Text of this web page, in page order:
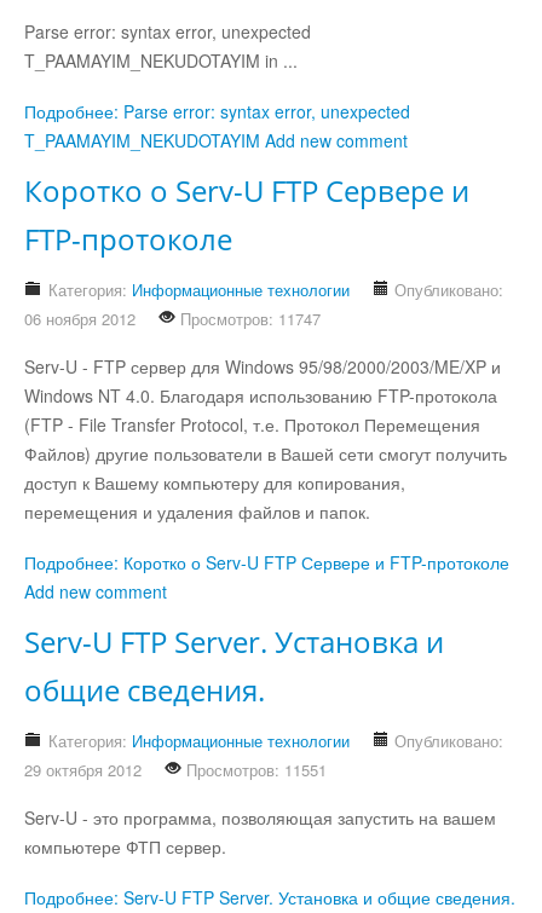
Parse error: syntax error, unexpected
T_PAAMAYIM_NEKUDOTAYIM in ...
Подробнее: Parse error: syntax error, unexpected
T_PAAMAYIM_NEKUDOTAYIM Add new comment
Коротко о Serv-U FTP Сервере и
FTP-протоколе
Категория: Информационные технологии
Опубликовано:
06 ноября 2012
Просмотров: 11747
Serv-U - FTP сервер для Windows 95/98/2000/2003/ME/XP и
Windows NT 4.0. Благодаря использованию FTP-протокола
(FTP - File Transfer Protocol, т.е. Протокол Перемещения
Файлов) другие пользователи в Вашей сети смогут получить
доступ к Вашему компьютеру для копирования,
перемещения и удаления файлов и папок.
Подробнее: Коротко о Serv-U FTP Сервере и FTP-протоколе
Add new comment
Serv-U FTP Server. Установка и
общие сведения.
Категория: Информационные технологии
Опубликовано:
29 октября 2012
Просмотров: 11551
Serv-U - это программа, позволяющая запустить на вашем
компьютере ФТП сервер.
Подробнее: Serv-U FTP Server. Установка и общие сведения.